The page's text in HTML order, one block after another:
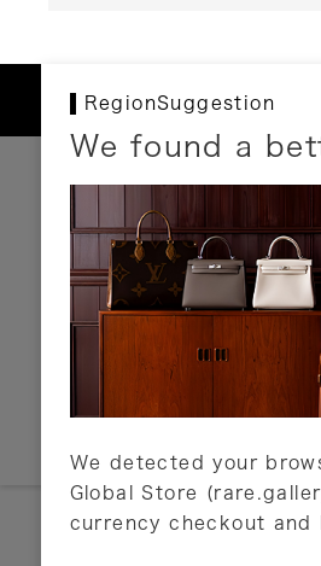
RegionSuggestion
We found a
We detected your
Global Store
currency checkout and
お支払いに
以下のお支払方
クレジットカ
ショッピング
銀行振込・郵
代金引換
Amazon Pay
PayPay
店頭支払い
詳しくはこちら